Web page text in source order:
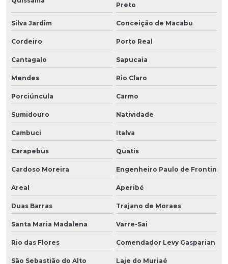
Preto
Silva Jardim Conceição de Macabu
Cordeiro Porto Real
Cantagalo Sapucaia
Mendes Rio Claro
Porciúncula Carmo
Sumidouro Natividade
Cambuci Italva
Carapebus Quatis
Cardoso Moreira Engenheiro Paulo de Frontin
Areal Aperibé
Duas Barras Trajano de Moraes
Santa Maria Madalena Varre-Sai
Rio das Flores Comendador Levy Gasparian
São Sebastião do Alto Laje do Muriaé